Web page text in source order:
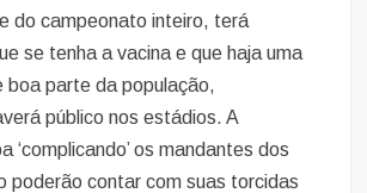
do campeonato inteiro, terá
se tenha a vacina e que haja uma
boa parte da população,
público nos estádios. A
‘complicando’ os mandantes dos
poderão contar com suas torcidas